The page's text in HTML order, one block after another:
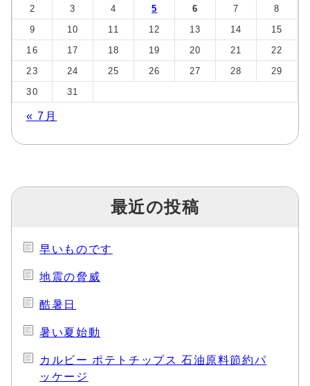
2
3 4 5 6 7
8
9
10 11 12 13 14
15
16
17 18 19 20 21
22
23
24 25 26 27 28
29
30
31
« 7月
最近の投稿
早いものです
地震の脅威
酷暑日
暑い夏始動
カルビー ポテトチップス 石油原料節約パ
ッケージ